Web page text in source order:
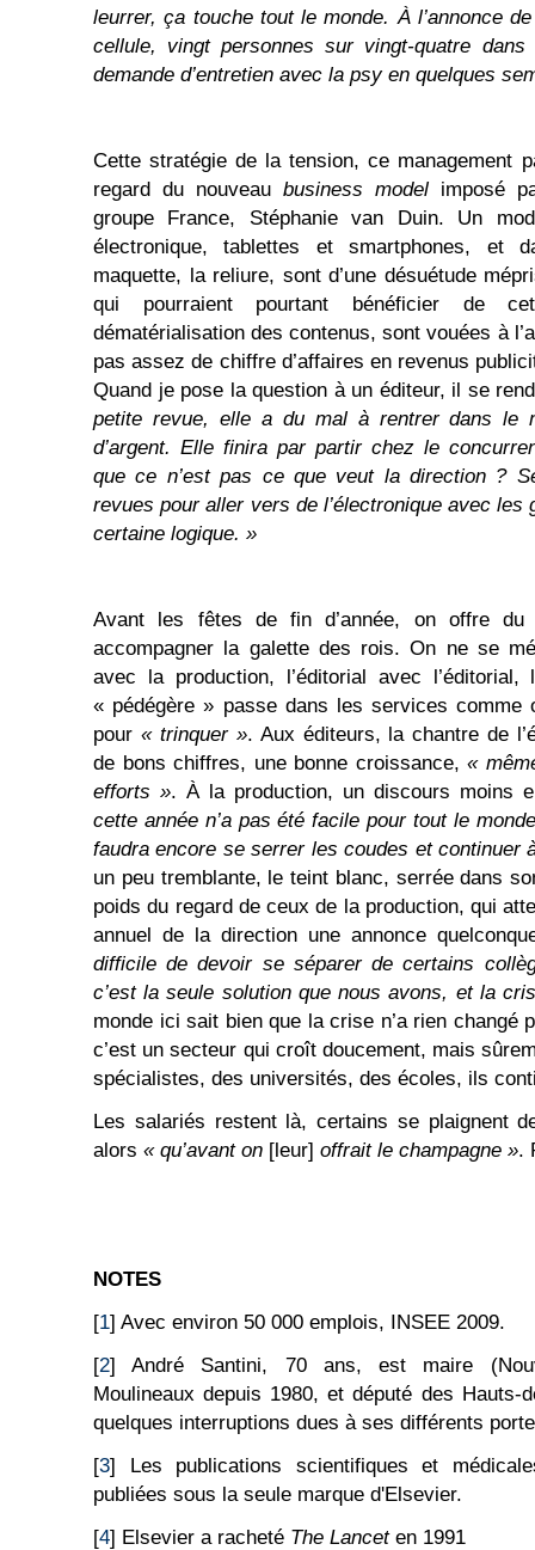
leurrer, ça touche tout le monde. À l’annonce
cellule, vingtpersonnes sur vingt-quatre
demande d’entretien avec la psy en quelques
Cette stratégie de la tension, ce management
regard du nouveau business model imposé
groupe France, Stéphanie van Duin. Un
électronique, tablettes et smartphones, et
maquette, la reliure, sont d’une désuétude
qui pourraient pourtant bénéficier de
dématérialisation des contenus, sont vouées à
pas assez de chiffre d’affaires en revenus
Quand je pose la question à un éditeur, il se
petite revue, elle a du mal à rentrer dans le
d’argent. Elle finira par partir chez le
que ce n’est pas ce que veut la direction ?
revues pour aller vers de l’électronique avec les
certaine logique. »
Avant les fêtes de fin d’année, on offre
accompagner la galette des rois. On ne se
avec la production, l’éditorial avec
« pédégère » passe dans les services comme
pour « trinquer ». Aux éditeurs, la chantre de
de bons chiffres, une bonne croissance, «
efforts ». À la production, un discours moins
cette année n’a pas été facile pour tout le
faudra encore se serrer les coudes et continuer
un peu tremblante, le teint blanc, serrée dans
poids du regard de ceux de la production, qui
annuel de la direction une annonce
difficile de devoir se séparer de certains
c’est la seule solution que nous avons, et la
monde ici sait bien que la crise n’a rien changé
c’est un secteur qui croît doucement, mais
spécialistes, des universités, des écoles, ils
Les salariés restent là, certains se plaignent
alors « qu’avant on [leur] offrait le champagne ».
NOTES
[1] Avec environ 50 000 emplois, INSEE 2009.
[2] André Santini, 70 ans, est maire
Moulineaux depuis 1980, et député des Hauts-
quelques interruptions dues à ses différents
[3] Les publications scientifiques et
publiées sous la seule marque d'Elsevier.
[4] Elsevier a racheté The Lanceten 1991